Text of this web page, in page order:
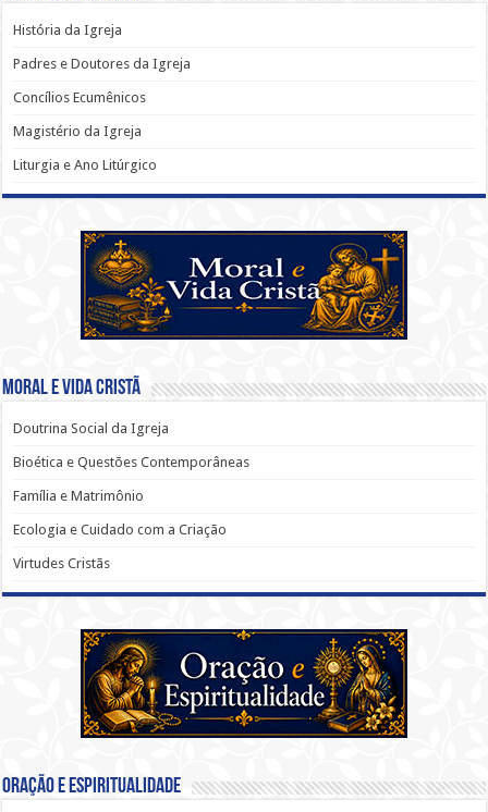
História da Igreja
Padres e Doutores da Igreja
Concílios Ecumênicos
Magistério da Igreja
Liturgia e Ano Litúrgico
Moral e Vida Cristã
Doutrina Social da Igreja
Bioética e Questões Contemporâneas
Família e Matrimônio
Ecologia e Cuidado com a Criação
Virtudes Cristãs
Oração e Espiritualidade